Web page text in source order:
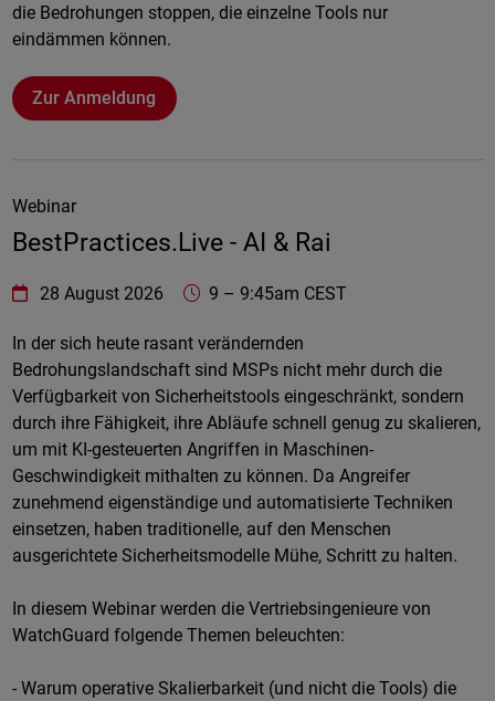
die Bedrohungen stoppen, die einzelne Tools nur
eindämmen können.
Zur Anmeldung
Webinar
BestPractices.Live - AI & Rai
WatchGuard Technologies https://www.watchguard.com/
28 August 2026 9 – 9:45am CEST
In der sich heute rasant verändernden
Bedrohungslandschaft sind MSPs nicht mehr durch die
Verfügbarkeit von Sicherheitstools eingeschränkt, sondern
durch ihre Fähigkeit, ihre Abläufe schnell genug zu skalieren,
um mit KI-gesteuerten Angriffen in Maschinen-
Geschwindigkeit mithalten zu können. Da Angreifer
zunehmend eigenständige und automatisierte Techniken
einsetzen, haben traditionelle, auf den Menschen
ausgerichtete Sicherheitsmodelle Mühe, Schritt zu halten.
In diesem Webinar werden die Vertriebsingenieure von
WatchGuard folgende Themen beleuchten:
- Warum operative Skalierbarkeit (und nicht die Tools) die